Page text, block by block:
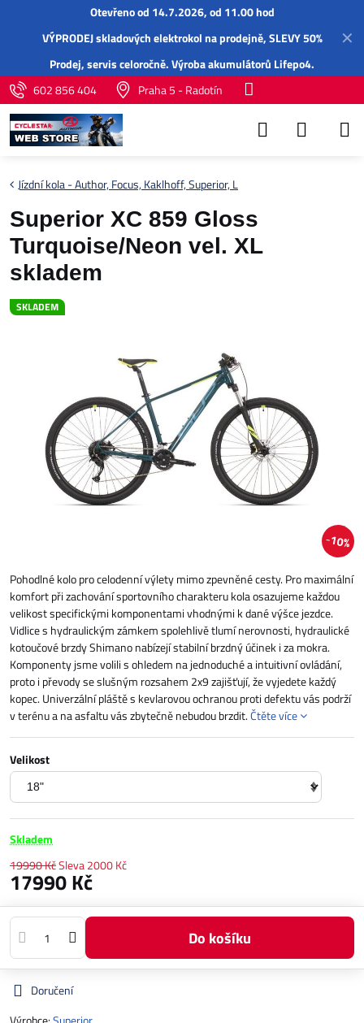
✕
Otevřeno od 14.7.2026, od 11.00 hod
VÝPRODEJ skladových elektrokol na prodejně, SLEVY 50%
Prodej,servisceloročně.Výroba akumulátorů Lifepo4.
602 856 404
Praha 5 - Radotín
SKLADEM
10%
Jízdní kola - Author, Focus, Kaklhoff, Superior, L
Superior XC 859 Gloss
Turquoise/Neon vel. XL
skladem
Pohodlné kolo pro celodenní výlety mimo zpevněné cesty. Pro maximální
komfort při zachování sportovního charakteru kola osazujeme každou
velikost specifickými komponentami vhodnými k dané výšce jezdce.
Vidlice s hydraulickým zámkem spolehlivě tlumí nerovnosti, hydraulické
kotoučové brzdy Shimano nabízejí stabilní brzdný účinek i za mokra.
Komponenty jsme volili s ohledem na jednoduché a intuitivní ovládání,
proto i převody se slušným rozsahem 2x9 zajišťují, že vyjedete každý
kopec. Univerzální pláště s kevlarovou ochranou proti defektu vás podrží
v terénu a na asfaltu vás zbytečně nebudou brzdit.Čtěte více
Velikost
Skladem
19990 KčSleva2000 Kč
17990 Kč
Do košíku
Doručení